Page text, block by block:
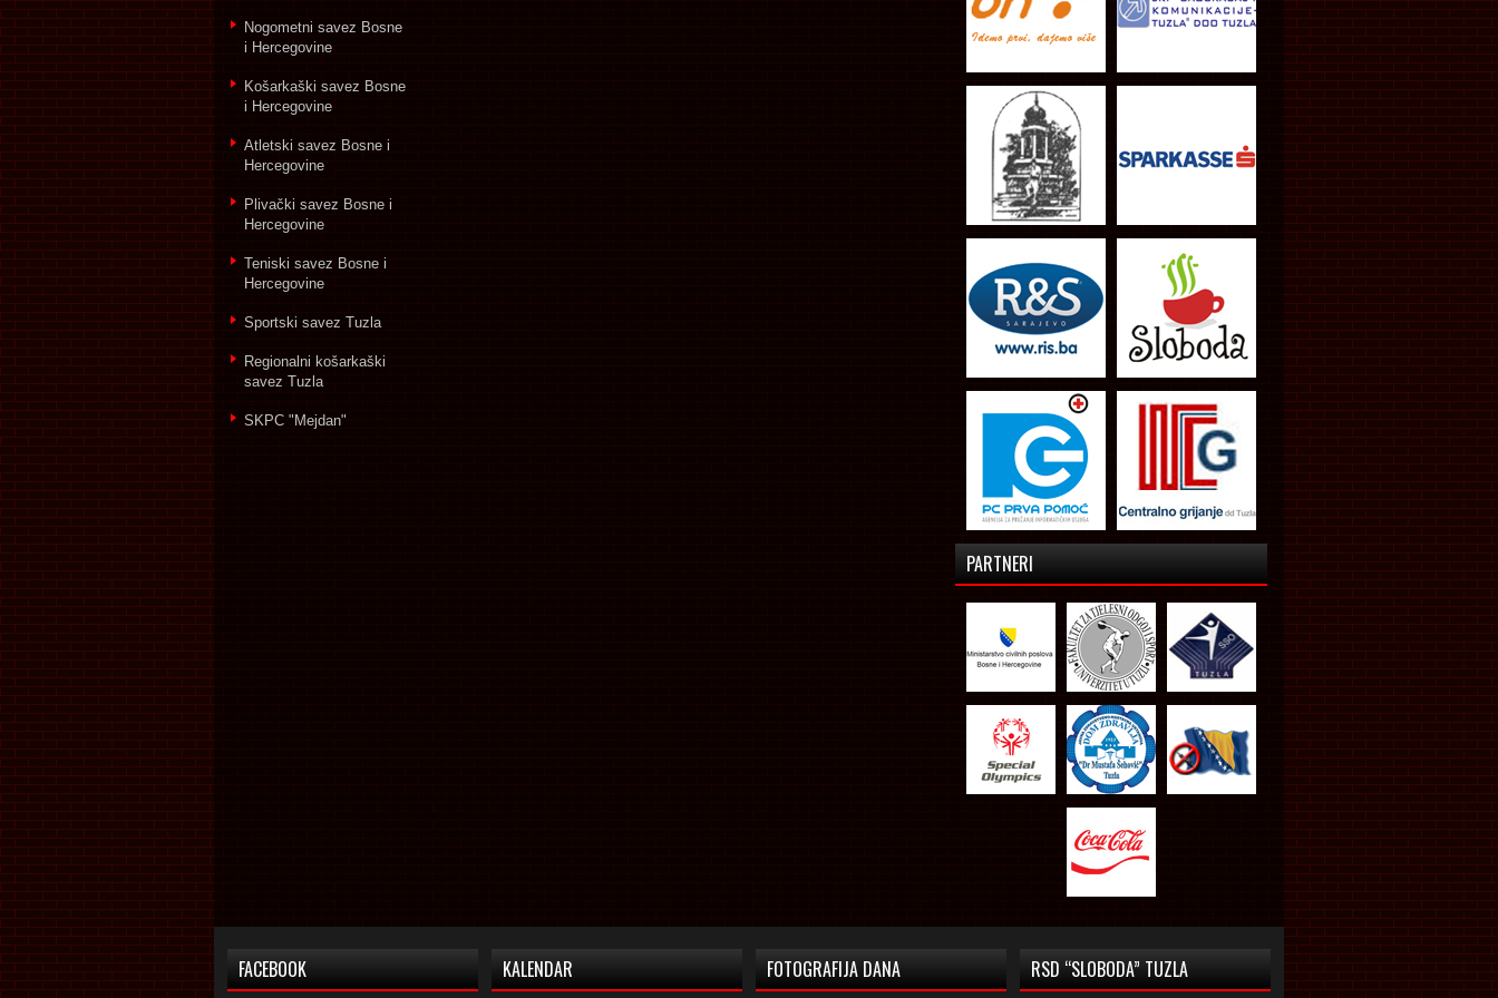
Nogometni savez Bosne
i Hercegovine
Košarkaški savez Bosne
i Hercegovine
Atletski savez Bosne i
Hercegovine
Plivački savez Bosne i
Hercegovine
Teniski savez Bosne i
Hercegovine
Sportski savez Tuzla
Regionalni košarkaški
savez Tuzla
SKPC "Mejdan"
PARTNERI
FACEBOOK KALENDAR FOTOGRAFIJA DANA RSD “SLOBODA” TUZLA